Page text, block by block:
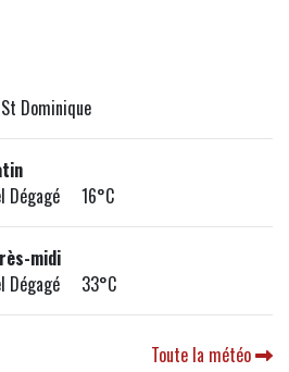
St Dominique
Dégagé 16°C
midi
Dégagé 33°C
Toute la météo